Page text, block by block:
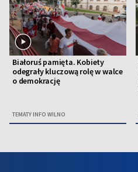
Białoruś pamięta. Kobiety
odegrały kluczową rolę w walce
o demokrację
TEMATY INFO WILNO